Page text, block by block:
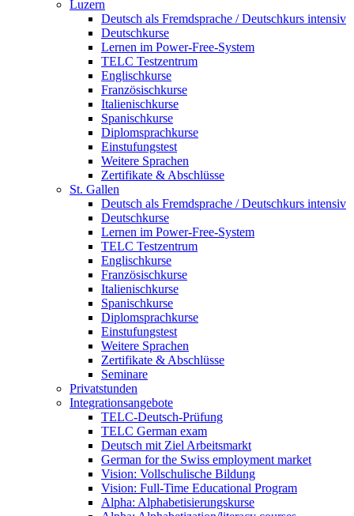
Luzern
Deutsch als Fremdsprache / Deutschkurs intensiv
Deutschkurse
Lernen im Power-Free-System
TELC Testzentrum
Englischkurse
Französischkurse
Italienischkurse
Spanischkurse
Diplomsprachkurse
Einstufungstest
Weitere Sprachen
Zertifikate & Abschlüsse
St. Gallen
Deutsch als Fremdsprache / Deutschkurs intensiv
Deutschkurse
Lernen im Power-Free-System
TELC Testzentrum
Englischkurse
Französischkurse
Italienischkurse
Spanischkurse
Diplomsprachkurse
Einstufungstest
Weitere Sprachen
Zertifikate & Abschlüsse
Seminare
Privatstunden
Integrationsangebote
TELC-Deutsch-Prüfung
TELC German exam
Deutsch mit Ziel Arbeitsmarkt
German for the Swiss employment market
Vision: Vollschulische Bildung
Vision: Full-Time Educational Program
Alpha: Alphabetisierungskurse